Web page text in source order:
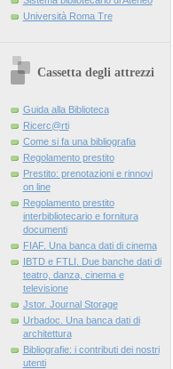
Università Roma Tre
Cassetta degli attrezzi
Guida alla Biblioteca
Ricerc@rti
Come si fa una bibliografia
Regolamento prestito
Prestito: prenotazioni e rinnovi
on line
Regolamento prestito
interbibliotecario e fornitura
documenti
FIAF. Una banca dati di cinema
IBTD e FTLI. Due banche dati di
teatro, danza, cinema e
televisione
Jstor. Journal Storage
Urbadoc. Una banca dati di
architettura
Bibliografie: i contributi dei nostri
utenti